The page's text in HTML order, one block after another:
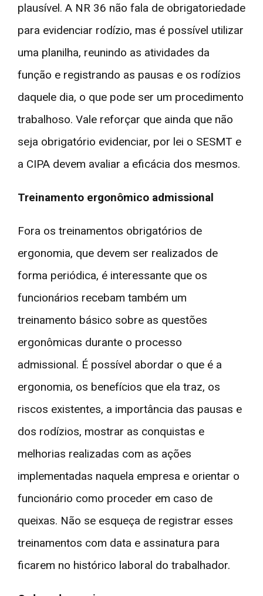
plausível. A NR 36 não fala de obrigatoriedade
para evidenciar rodízio, mas é possível utilizar
uma planilha, reunindo as atividades da
função e registrando as pausas e os rodízios
daquele dia, o que pode ser um procedimento
trabalhoso. Vale reforçar que ainda que não
seja obrigatório evidenciar, por lei o SESMT e
a CIPA devem avaliar a eficácia dos mesmos.
Treinamento ergonômico admissional
Fora os treinamentos obrigatórios de
ergonomia, que devem ser realizados de
forma periódica, é interessante que os
funcionários recebam também um
treinamento básico sobre as questões
ergonômicas durante o processo
admissional. É possível abordar o que é a
ergonomia, os benefícios que ela traz, os
riscos existentes, a importância das pausas e
dos rodízios, mostrar as conquistas e
melhorias realizadas com as ações
implementadas naquela empresa e orientar o
funcionário como proceder em caso de
queixas. Não se esqueça de registrar esses
treinamentos com data e assinatura para
ficarem no histórico laboral do trabalhador.